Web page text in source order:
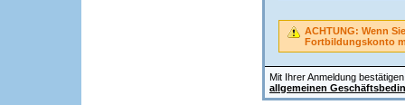
Mit Ihrer Anmeldung
allgemeinen
ACHTUNG: Wenn
Fortbildungskonto